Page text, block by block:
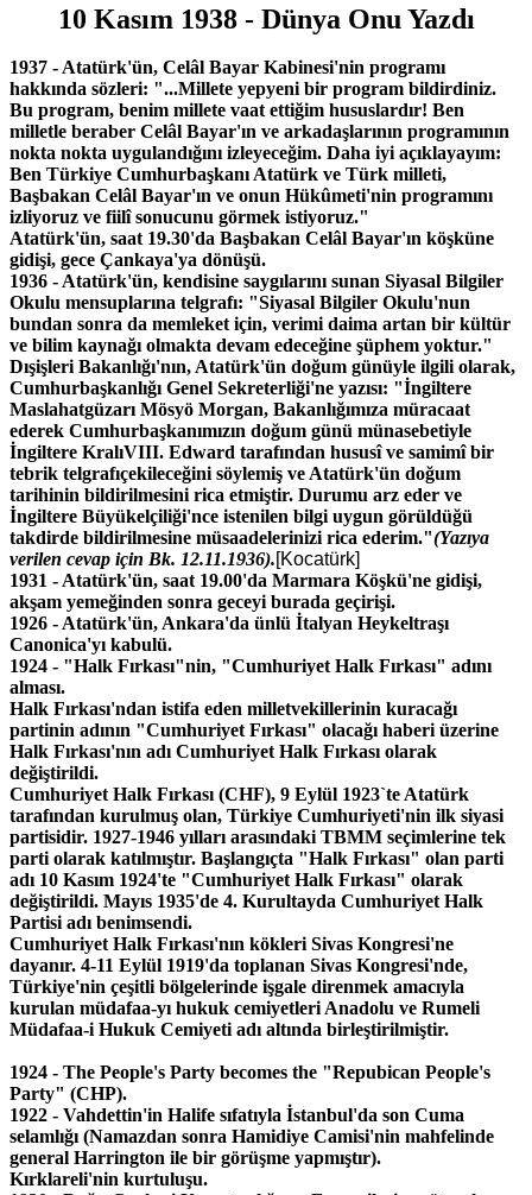
10 Kasım 1938 - Dünya Onu Yazdı
1937 - Atatürk'ün, Celâl Bayar Kabinesi'nin programı
hakkında sözleri: "...Millete yepyeni bir program bildirdiniz.
Bu program, benim millete vaat ettiğim hususlardır! Ben
milletle beraber Celâl Bayar'ın ve arkadaşlarının programının
nokta nokta uygulandığını izleyeceğim. Daha iyi açıklayayım:
Ben Türkiye Cumhurbaşkanı Atatürk ve Türk milleti,
Başbakan Celâl Bayar'ın ve onun Hükûmeti'nin programını
izliyoruz ve fiilîsonucunu görmek istiyoruz."
Atatürk'ün, saat 19.30'da Başbakan Celâl Bayar'ın köşküne
gidişi, gece Çankaya'ya dönüşü.
1936 - Atatürk'ün, kendisine saygılarını sunan Siyasal Bilgiler
Okulu mensuplarına telgrafı: "Siyasal Bilgiler Okulu'nun
bundan sonra da memleket için, verimi daima artan bir kültür
ve bilim kaynağı olmakta devam edeceğine şüphem yoktur."
Dışişleri Bakanlığı'nın, Atatürk'ün doğum günüyle ilgili olarak,
Cumhurbaşkanlığı Genel Sekreterliği'ne yazısı: "İngiltere
Maslahatgüzarı Mösyö Morgan, Bakanlığımıza müracaat
ederek Cumhurbaşkanımızın doğum günü münasebetiyle
İngiltere KralıVIII. Edward tarafından hususîve samimîbir
tebrik telgrafıçekileceğini söylemiş ve Atatürk'ün doğum
tarihinin bildirilmesini rica etmiştir. Durumu arz eder ve
İngiltere Büyükelçiliği'nce istenilen bilgi uygun görüldüğü
takdirde bildirilmesine müsaadelerinizi rica ederim."(Yazıya
verilen cevap için Bk. 12.11.1936).[Kocatürk]
1931 - Atatürk'ün, saat 19.00'da Marmara Köşkü'ne gidişi,
akşam yemeğinden sonra geceyi burada geçirişi.
1926 - Atatürk'ün, Ankara'da ünlü İtalyan Heykeltraşı
Canonica'yı kabulü.
1924 - "Halk Fırkası"nin, "Cumhuriyet Halk Fırkası" adını
alması.
Halk Fırkası'ndan istifa eden milletvekillerinin kuracağı
partinin adının "Cumhuriyet Fırkası" olacağı haberi üzerine
Halk Fırkası'nın adı Cumhuriyet Halk Fırkası olarak
değiştirildi.
Cumhuriyet Halk Fırkası (CHF), 9 Eylül 1923`te Atatürk
tarafından kurulmuş olan, Türkiye Cumhuriyeti'nin ilk siyasi
partisidir. 1927-1946 yılları arasındaki TBMM seçimlerine tek
parti olarak katılmıştır. Başlangıçta "Halk Fırkası" olan parti
adı 10 Kasım 1924'te "Cumhuriyet Halk Fırkası" olarak
değiştirildi. Mayıs 1935'de 4. Kurultayda Cumhuriyet Halk
Partisi adı benimsendi.
Cumhuriyet Halk Fırkası'nın kökleri Sivas Kongresi'ne
dayanır. 4-11 Eylül 1919'da toplanan Sivas Kongresi'nde,
Türkiye'nin çeşitli bölgelerinde işgale direnmek amacıyla
kurulan müdafaa-yı hukuk cemiyetleri Anadolu ve Rumeli
Müdafaa-i Hukuk Cemiyeti adı altında birleştirilmiştir.
1924 - The People's Party becomes the "Repubican People's
Party" (CHP).
1922 - Vahdettin'in Halife sıfatıyla İstanbul'da son Cuma
selamlığı (Namazdan sonra Hamidiye Camisi'nin mahfelinde
general Harrington ile bir görüşme yapmıştır).
Kırklareli'nin kurtuluşu.